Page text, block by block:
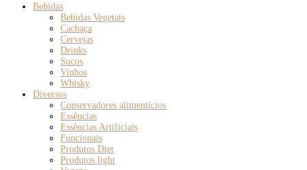
Bebidas
Bebidas Vegetais
Cachaça
Cervejas
Drinks
Sucos
Vinhos
Whisky
Diversos
Conservadores alimentícios
Essências
Essências Artificiais
Funcionais
Produtos Diet
Produtos light